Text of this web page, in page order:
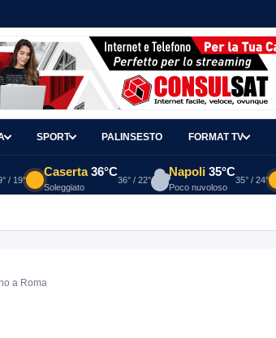
SPORT PALINSESTO FORMAT TV
/ 19°
Caserta 36°C
Soleggiato
36° / 22°
Napoli 35°C
Poco nuvoloso
35° / 24°
a Roma